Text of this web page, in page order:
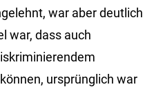
war aber deutlich
war, dass auch
ursprünglich war